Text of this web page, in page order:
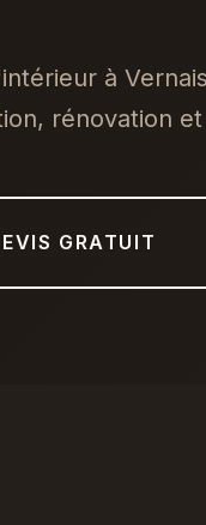
à
rénovation
GRATUIT